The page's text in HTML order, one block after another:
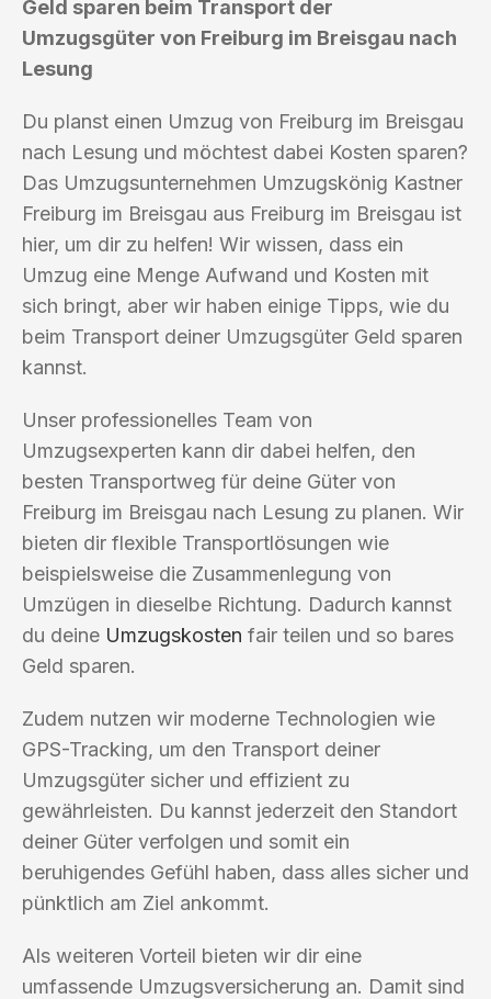
Geld sparen beim Transport der
Umzugsgüter von Freiburg im Breisgau nach
Lesung
Du planst einen Umzug von Freiburg im Breisgau
nach Lesung und möchtest dabei Kosten sparen?
Das Umzugsunternehmen Umzugskönig Kastner
Freiburg im Breisgau aus Freiburg im Breisgau ist
hier, um dir zu helfen! Wir wissen, dass ein
Umzug eine Menge Aufwand und Kosten mit
sich bringt, aber wir haben einige Tipps, wie du
beim Transport deiner Umzugsgüter Geld sparen
kannst.
Unser professionelles Team von
Umzugsexperten kann dir dabei helfen, den
besten Transportweg für deine Güter von
Freiburg im Breisgau nach Lesung zu planen. Wir
bieten dir flexible Transportlösungen wie
beispielsweise die Zusammenlegung von
Umzügen in dieselbe Richtung. Dadurch kannst
du deine Umzugskosten fair teilen und so bares
Geld sparen.
Zudem nutzen wir moderne Technologien wie
GPS-Tracking, um den Transport deiner
Umzugsgüter sicher und effizient zu
gewährleisten. Du kannst jederzeit den Standort
deiner Güter verfolgen und somit ein
beruhigendes Gefühl haben, dass alles sicher und
pünktlich am Ziel ankommt.
Als weiteren Vorteil bieten wir dir eine
umfassende Umzugsversicherung an. Damit sind